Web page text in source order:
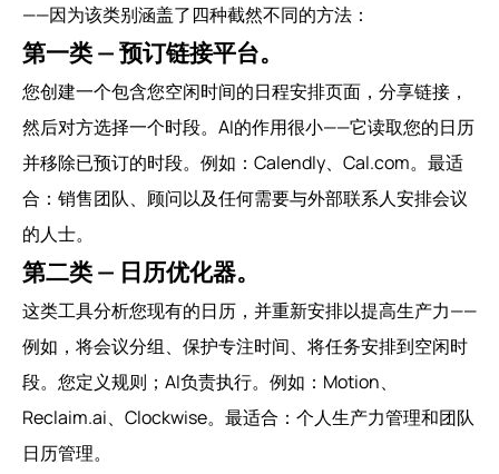
——因为该类别涵盖了四种截然不同的方法：
第一类 — 预订链接平台。
您创建一个包含您空闲时间的日程安排页面，分享链接，
然后对方选择一个时段。AI的作用很小——它读取您的日历
并移除已预订的时段。例如：Calendly、Cal.com。最适
合：销售团队、顾问以及任何需要与外部联系人安排会议
的人士。
第二类 — 日历优化器。
这类工具分析您现有的日历，并重新安排以提高生产力——
例如，将会议分组、保护专注时间、将任务安排到空闲时
段。您定义规则；AI负责执行。例如：Motion、
Reclaim.ai、Clockwise。最适合：个人生产力管理和团队
日历管理。